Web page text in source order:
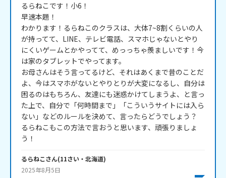
るらねこです！小6！
早速本題！
わかります！るらねこのクラスは、大体7~8割くらいの人
が持ってて、LINE、テレビ電話、スマホじゃないとやり
にくいゲームとかやってて、めっっちゃ羨ましいです！今
は家のタブレットでやってます。
お母さんはそう言ってるけど、それはあくまで昔のことだ
よ、今はスマホがないとやりとりが大変になるし、自分は
困るのはもちろん、友達にも迷惑かけてしまうよ、と言っ
た上で、自分で「何時間まで」「こういうサイトには入ら
ない」などのルールを決めて、言ったらどうでしょう？
るらねこもこの方法で言おうと思います、頑張りましょ
るらねこさん(11さい・ 北海道)
2025年8月5日